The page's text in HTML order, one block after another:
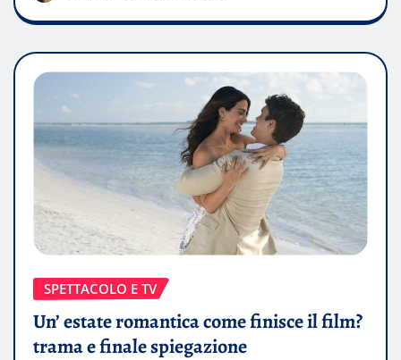
SPETTACOLO E TV
Un’ estate romantica come finisce il film?
trama e finale spiegazione